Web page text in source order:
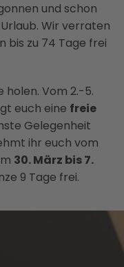
und schon
Wir verraten
bis zu 74 Tage frei
holen. Vom 2.-5.
euch eine freie
Gelegenheit
ihr euch vom
30. März bis 7.
9 Tage frei.